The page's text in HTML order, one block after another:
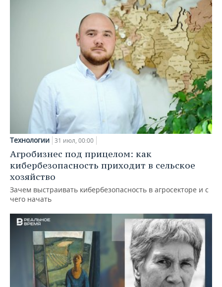
Технологии 31 июл, 00:00
Агробизнес под прицелом: как
кибербезопасность приходит в сельское
хозяйство
Зачем выстраивать кибербезопасность в агросекторе и с
чего начать